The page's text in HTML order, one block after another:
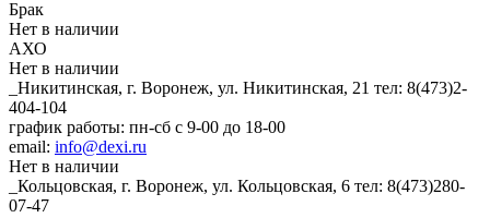
Брак
Нет в наличии
АХО
Нет в наличии
_Никитинская, г. Воронеж, ул. Никитинская, 21 тел: 8(473)2-
404-104
график работы: пн-сб с 9-00 до 18-00
email: info@dexi.ru
Нет в наличии
_Кольцовская, г. Воронеж, ул. Кольцовская, 6 тел: 8(473)280-
07-47